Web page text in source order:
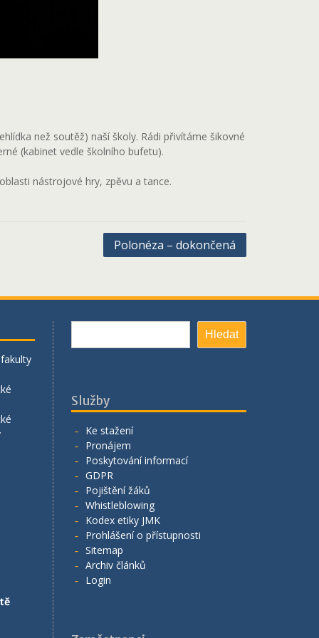
než soutěž) naší školy. Rádi přivítáme šikovné
(kabinet vedle školního bufetu).
nástrojové hry, zpěvu a tance.
Polonéza – dokončená
Hledat
Služby
Ke stažení
Pronájem
Poskytování informací
GDPR
Pojištění žáků
Whistleblowing
Kodex etiky JMK
Prohlášení o přístupnosti
Sitemap
Archiv článků
Login